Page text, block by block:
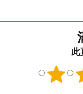
此